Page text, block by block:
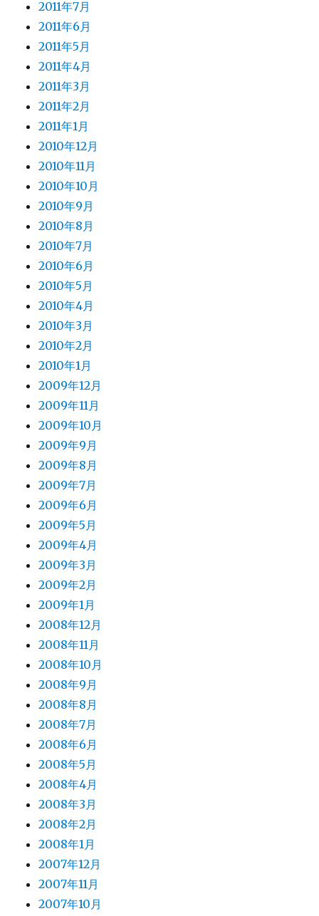
2011年7月
2011年6月
2011年5月
2011年4月
2011年3月
2011年2月
2011年1月
2010年12月
2010年11月
2010年10月
2010年9月
2010年8月
2010年7月
2010年6月
2010年5月
2010年4月
2010年3月
2010年2月
2010年1月
2009年12月
2009年11月
2009年10月
2009年9月
2009年8月
2009年7月
2009年6月
2009年5月
2009年4月
2009年3月
2009年2月
2009年1月
2008年12月
2008年11月
2008年10月
2008年9月
2008年8月
2008年7月
2008年6月
2008年5月
2008年4月
2008年3月
2008年2月
2008年1月
2007年12月
2007年11月
2007年10月